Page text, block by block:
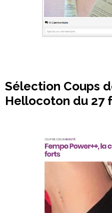
Sélection Coups
Hellocoton du 27